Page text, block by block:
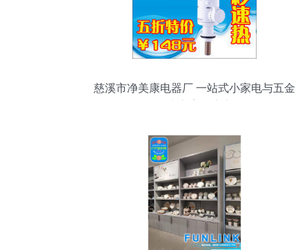
慈溪市净美康电器厂 一站式小家电与五金